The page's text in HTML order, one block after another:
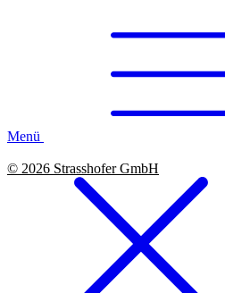
Menü
© 2026 Strasshofer GmbH